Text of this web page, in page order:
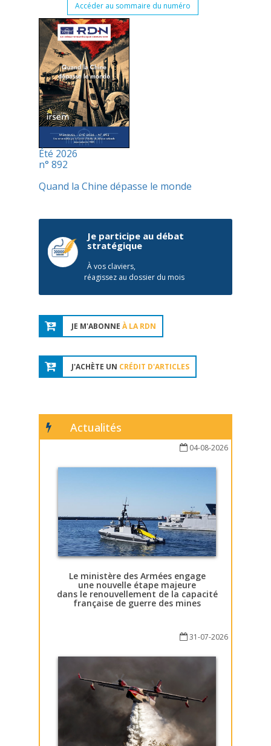
Accéder au sommaire du numéro
Été 2026
n° 892
Quand la Chine dépasse le monde
Je participe au débat
stratégique
À vos claviers,
réagissez au dossier du mois
JE M'ABONNE À LA RDN
J'ACHÈTE UN CRÉDIT D'ARTICLES
Actualités
04-08-2026
Le ministère des Armées engage
une nouvelle étape majeure
dans le renouvellement de la capacité
française de guerre des mines
31-07-2026